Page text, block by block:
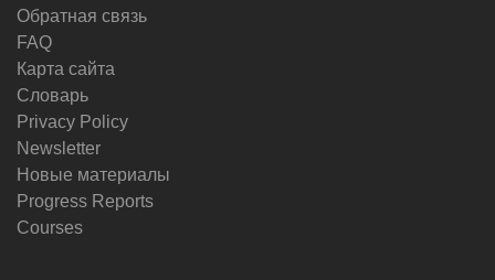
Обратная связь
FAQ
Карта сайта
Словарь
Privacy Policy
Newsletter
Новые материалы
Progress Reports
Courses